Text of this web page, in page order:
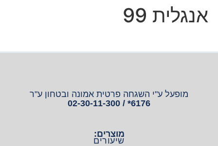
אנגלית 99
מופעל ע"י השגחה פרטית אמונה ובטחון ע"ר
6176* / 02-30-11-300
מוצרים:
שיעורים